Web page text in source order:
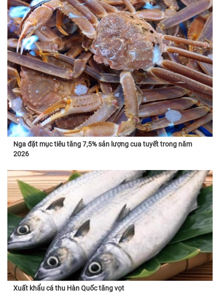
Nga đặt mục tiêu tăng 7,5% sản lượng cua tuyết trong năm
2026
Xuất khẩu cá thu Hàn Quốc tăng vọt